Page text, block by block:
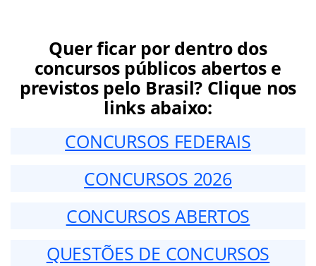
Quer ficar por dentro dos
concursos públicos abertos e
previstos pelo Brasil? Clique nos
links abaixo:
CONCURSOS FEDERAIS
CONCURSOS 2026
CONCURSOS ABERTOS
QUESTÕES DE CONCURSOS